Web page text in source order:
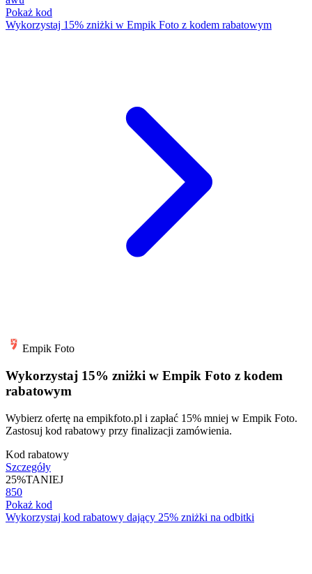
Pokaż kod
Wykorzystaj 15% zniżki w Empik Foto z kodem rabatowym
Empik Foto
Wykorzystaj 15% zniżki w Empik Foto z kodem
rabatowym
Wybierz ofertę na empikfoto.pl i zapłać 15% mniej w Empik Foto.
Zastosuj kod rabatowy przy finalizacji zamówienia.
Kod rabatowy
Szczegóły
25%TANIEJ
850
Pokaż kod
Wykorzystaj kod rabatowy dający 25% zniżki na odbitki